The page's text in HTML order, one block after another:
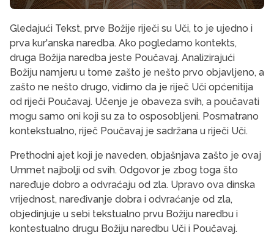
Gledajući Tekst, prve Božije riječi su Uči, to je ujedno i
prva kur'anska naredba. Ako pogledamo kontekts,
druga Božija naredba jeste Poučavaj. Analizirajući
Božiju namjeru u tome zašto je nešto prvo objavljeno, a
zašto ne nešto drugo, vidimo da je riječ Uči općenitija
od riječi Poučavaj. Učenje je obaveza svih, a poučavati
mogu samo oni koji su za to osposobljeni. Posmatrano
kontekstualno, riječ Poučavaj je sadržana u riječi Uči.
Prethodni ajet koji je naveden, objašnjava zašto je ovaj
Ummet najbolji od svih. Odgovor je zbog toga što
naređuje dobro a odvraćaju od zla. Upravo ova dinska
vrijednost, naređivanje dobra i odvraćanje od zla,
objedinjuje u sebi tekstualno prvu Božiju naredbu i
kontestualno drugu Božiju naredbu Uči i Poučavaj.